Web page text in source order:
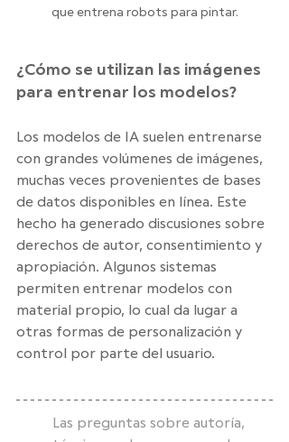
que entrena robots para pintar.
¿Cómo se utilizan las imágenes
para entrenar los modelos?
Los modelos de IA suelen entrenarse
con grandes volúmenes de imágenes,
muchas veces provenientes de bases
de datos disponibles en línea. Este
hecho ha generado discusiones sobre
derechos de autor, consentimiento y
apropiación. Algunos sistemas
permiten entrenar modelos con
material propio, lo cual da lugar a
otras formas de personalización y
control por parte del usuario.
Las preguntas sobre autoría,